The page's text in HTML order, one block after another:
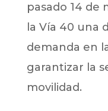
pasado 14 de
la Vía 40 una
demanda en
garantizar la
movilidad.